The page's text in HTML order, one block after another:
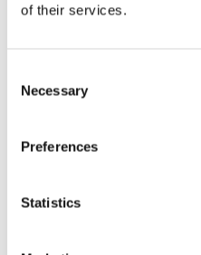
of their services.
Selection
Necessary
Preferences
Statistics